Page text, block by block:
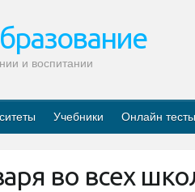
и воспитании
Учебники Онлайн тесты
во всех